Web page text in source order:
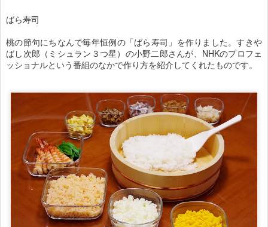
ばら寿司
桃の節句にちなんで毎年恒例の「ばら寿司」を作りました。すきや
ばし次郎（ミシュラン３つ星）の小野二郎さんが、NHKのプロフェ
ッショナルという番組のなかで作り方を紹介してくれたものです。